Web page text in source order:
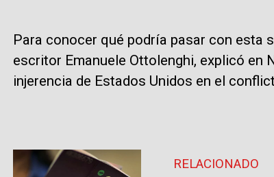
Para conocer qué podría pasar con esta
escritor Emanuele Ottolenghi, explicó en
injerencia de Estados Unidos en el
RELACIONADO